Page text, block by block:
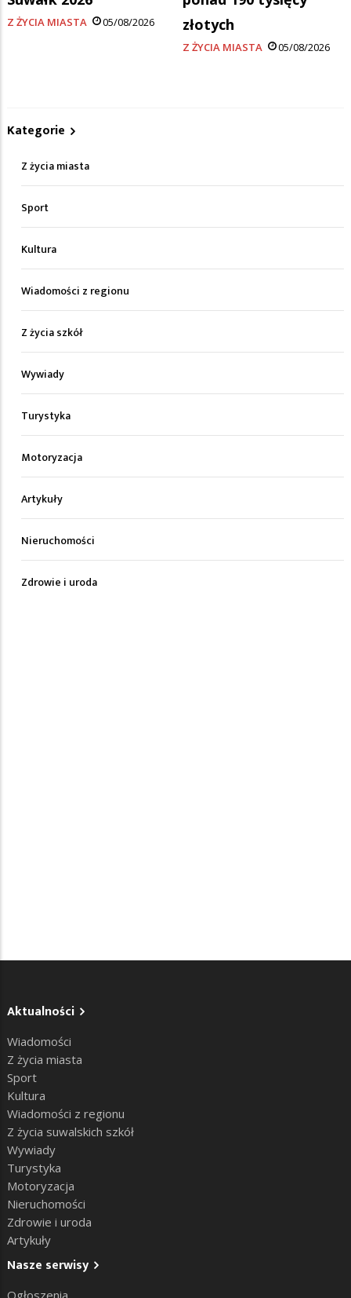
Z ŻYCIA MIASTA 05/08/2026
złotych
Z ŻYCIA MIASTA 05/08/2026
Kategorie
Z życia miasta
Sport
Kultura
Wiadomości z regionu
Z życia szkół
Wywiady
Turystyka
Motoryzacja
Artykuły
Nieruchomości
Zdrowie i uroda
Aktualności
Wiadomości
Z życia miasta
Sport
Kultura
Wiadomości z regionu
Z życia suwalskich szkół
Wywiady
Turystyka
Motoryzacja
Nieruchomości
Zdrowie i uroda
Artykuły
Nasze serwisy